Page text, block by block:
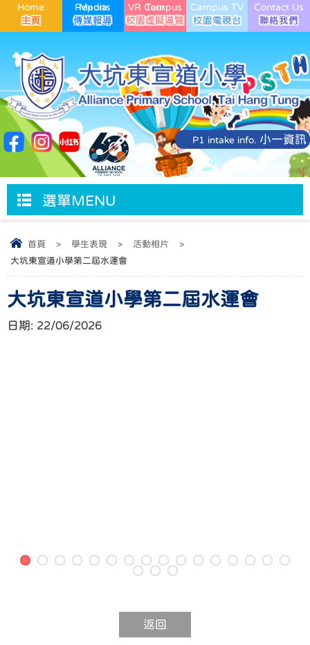
Home Media Reports VR Campus Tour Campus TV Contact Us
P1 intake info. 小一資訊
選單MENU
首頁 > 學生表現 > 活動相片
>
大坑東宣道小學第二屆水運會
大坑東宣道小學第二屆水運會
日期: 22/06/2026
返回